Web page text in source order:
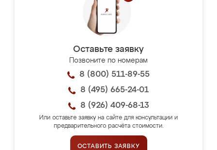
Оставьте заявку
Позвоните по номерам
8 (800) 511-89-55
8 (495) 665-24-01
8 (926) 409-68-13
Или оставьте заявку на сайте для консультации и
предварительного расчёта стоимости.
ОСТАВИТЬ ЗАЯВКУ